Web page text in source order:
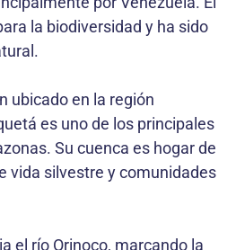
la biodiversidad y ha sido
ubicado en la región
es uno de los principales
Su cuenca es hogar de
vida silvestre y comunidades
el río Orinoco, marcando la